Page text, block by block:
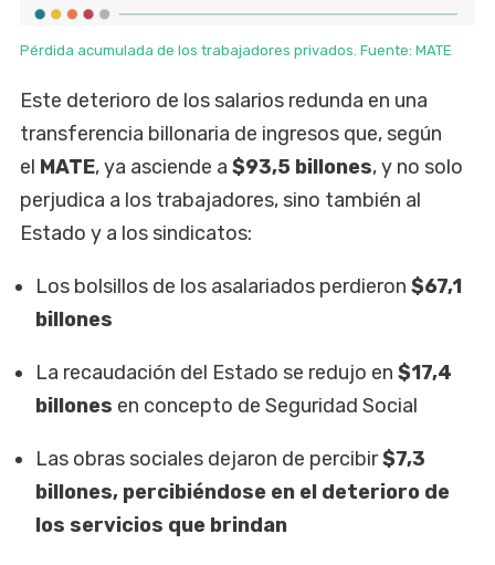
Pérdida acumulada de los trabajadores privados. Fuente: MATE
Este deterioro de los salarios redunda en una
transferencia billonaria de ingresos que, según
el MATE, ya asciende a $93,5 billones, y no solo
perjudica a los trabajadores, sino también al
Estado y a los sindicatos:
Los bolsillos de los asalariados perdieron$67,1
billones
La recaudación del Estado se redujo en$17,4
billones en concepto de Seguridad Social
Las obras sociales dejaron de percibir$7,3
billones, percibiéndose en el deterioro de
los servicios que brindan